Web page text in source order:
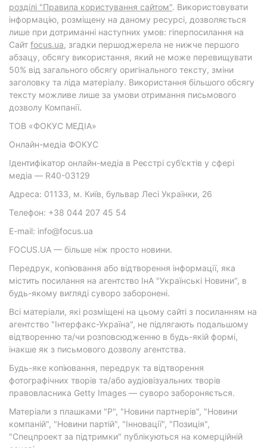
розділі "Правила користування сайтом". Використовувати
інформацію, розміщену на даному ресурсі, дозволяється
лише при дотриманні наступних умов: гіперпосилання на
Cайт focus.ua, згадки першоджерела не нижче першого
абзацу, обсягу використання, який не може перевищувати
50% від загального обсягу оригінального тексту, зміни
заголовку та ліда матеріалу. Використання більшого обсягу
тексту можливе лише за умови отримання письмового
дозволу Компанії.
ТОВ «ФОКУС МЕДІА»
Онлайн-медіа ФОКУС
Ідентифікатор онлайн-медіа в Реєстрі суб’єктів у сфері
медіа — R40-03129
Адреса: 01133, м. Київ, бульвар Лесі Українки, 26
Телефон: +38 044 207 45 54
E-mail: info@focus.ua
FOCUS.UA — більше ніж просто новини.
Передрук, копіювання або відтворення інформації, яка
містить посилання на агентство ІнА "Українські Новини", в
будь-якому вигляді суворо заборонені.
Всі матеріали, які розміщені на цьому сайті з посиланням на
агентство "Інтерфакс-Україна", не підлягають подальшому
відтворенню та/чи розповсюдженню в будь-якій формі,
інакше як з письмового дозволу агентства.
Будь-яке копіювання, передрук та відтворення
фотографічних творів та/або аудіовізуальних творів
правовласника Getty Images — суворо забороняється.
Матеріали з плашками "Р", "Новини партнерів", "Новини
компаній", "Новини партій", "Інновації", "Позиція",
"Спецпроект за підтримки" публікуються на комерційній